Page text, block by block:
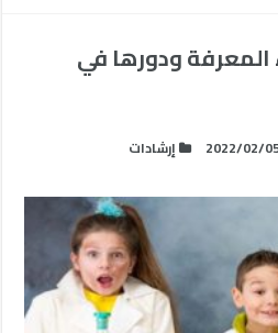
المعرفة ودورها في
2022/02/
إرشادات